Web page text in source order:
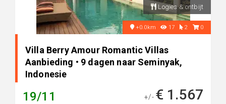
Logies & ontbijt
+0.0km 17 2 0
Villa Berry Amour Romantic Villas
Aanbieding • 9 dagen naar Seminyak,
Indonesie
19/11 +/- € 1.567